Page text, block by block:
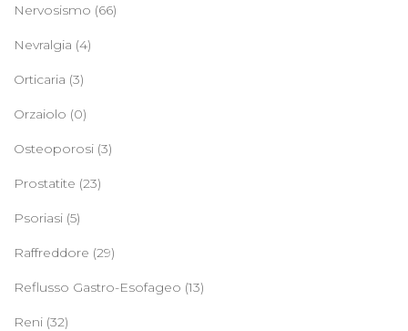
Nervosismo (66)
Nevralgia (4)
Orticaria (3)
Orzaiolo (0)
Osteoporosi (3)
Prostatite (23)
Psoriasi (5)
Raffreddore (29)
Reflusso Gastro-Esofageo (13)
Reni (32)